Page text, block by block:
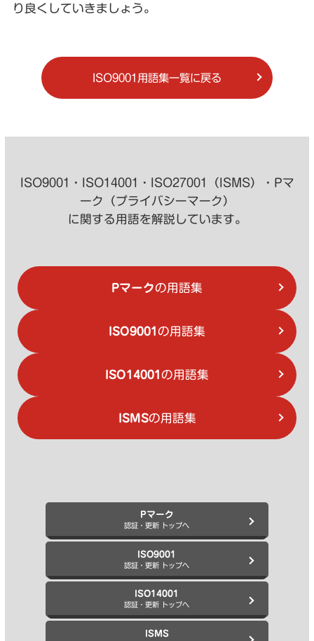
り良くしていきましょう。
ISO9001用語集一覧に戻る
ISO9001・ISO14001・ISO27001（ISMS）・Pマ
ーク（プライバシーマーク）
に関する用語を解説しています。
Pマークの用語集
ISO9001 の用語集
ISO14001 の用語集
ISMSの用語集
Pマーク
認証・更新 トップへ
ISO9001
認証・更新 トップへ
ISO14001
認証・更新 トップへ
ISMS